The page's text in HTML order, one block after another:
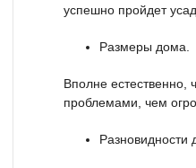
успешно пройдет
Размеры дома.
Вполне естественно,
проблемами, чем
Разновидности